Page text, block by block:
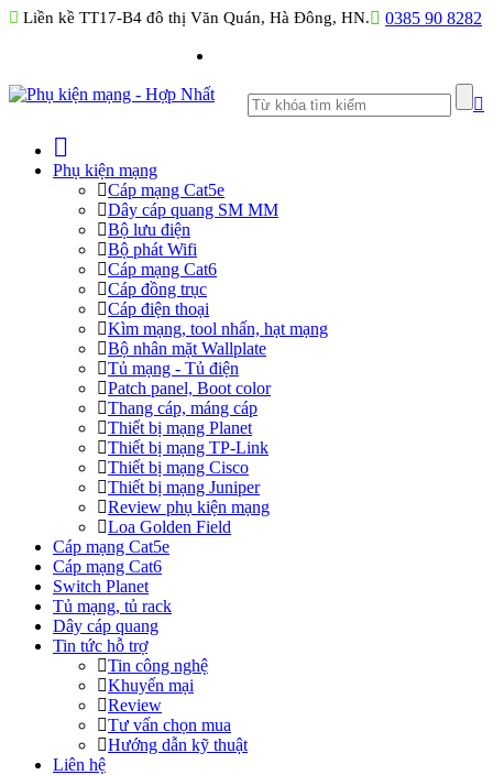
Liền kề TT17-B4 đô thị Văn Quán, Hà Đông, HN. 0385 90 8282
Phụ kiện mạng
Cáp mạng Cat5e
Dây cáp quang SM MM
Bộ lưu điện
Bộ phát Wifi
Cáp mạng Cat6
Cáp đồng trục
Cáp điện thoại
Kìm mạng, tool nhấn, hạt mạng
Bộ nhân mặt Wallplate
Tủ mạng - Tủ điện
Patch panel, Boot color
Thang cáp, máng cáp
Thiết bị mạng Planet
Thiết bị mạng TP-Link
Thiết bị mạng Cisco
Thiết bị mạng Juniper
Review phụ kiện mạng
Loa Golden Field
Cáp mạng Cat5e
Cáp mạng Cat6
Switch Planet
Tủ mạng, tủ rack
Dây cáp quang
Tin tức hỗ trợ
Tin công nghệ
Khuyến mại
Review
Tư vấn chọn mua
Hướng dẫn kỹ thuật
Liên hệ